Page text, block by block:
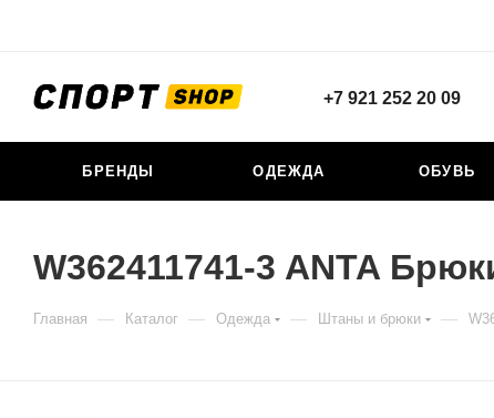
+7 921 252 20 09
БРЕНДЫ ОДЕЖДА ОБУВЬ
W362411741-3 ANTA
Главная — Каталог — Одежда — Штаны и брюки —